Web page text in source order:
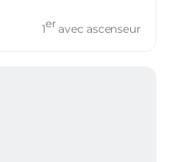
1eravec ascenseur